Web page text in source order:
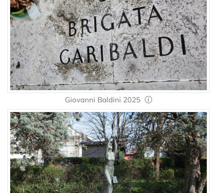
Giovanni Baldini 2025